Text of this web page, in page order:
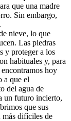
que una madre
Sin embargo,
nieve, lo que
Las piedras
y proteger a los
habituales y, para
hoy
a que el
del agua de
un futuro incierto,
que sus
más difíciles de